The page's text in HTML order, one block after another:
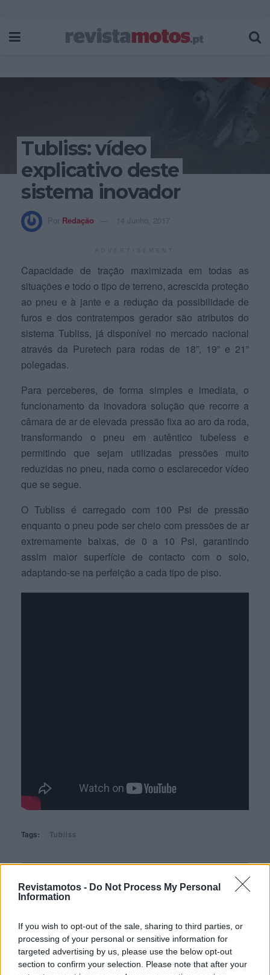
Revistamotos - Do Not Process My Personal
Information
If you wish to opt-out of the sale, sharing to third parties, or
processing of your personal or sensitive information for
targeted advertising by us, please use the below opt-out
section to confirm your selection. Please note that after your
Tubliss: vídeo
explicativo deste
sistema inovador
Por Redação 14 Junho, 2017
Capacidade de tração maximizada em todas as
situações e todo o tipo de terreno, acrescida proteção
ao pneu e à jante e a redução da possibilidade de
furos e dos contratempos gerador são atributos do
sistema Tubliss, já disponível no mercado nacional
através da Puretech para rodas de 18”, 19” e 21”
polegadas.
Para perceberes, de forma simples e imediata, o
funcionamento da inovadora solução que recorre a
câmara de ar de elevada pressão fixa ao aro da roda,
transformando o pneu em autêntico tubeless e
permitindo que sejam utilizadas pressões muito
reduzidas no pneu, nada como o esclarecedor vídeo
que se segue.
O Tubliss é carregado com 100 Psi de pressão
enquanto o pneu pode ser cheio com pressões de ar
extremamente baixas, de 0 a 10 Psi, garantindo
assim maior superfície de contacto com o solo,
adaptando-se na perfeição a cada tipo de piso.
Tags: Tubliss